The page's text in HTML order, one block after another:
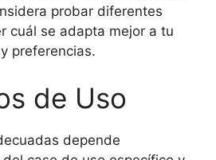
probar diferentes
cuál se adapta mejor a tu
preferencias.
de Uso
depende